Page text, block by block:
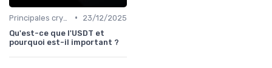
•
23/12/2025
Qu'est-ce que l'USDT et
pourquoi est-il important ?